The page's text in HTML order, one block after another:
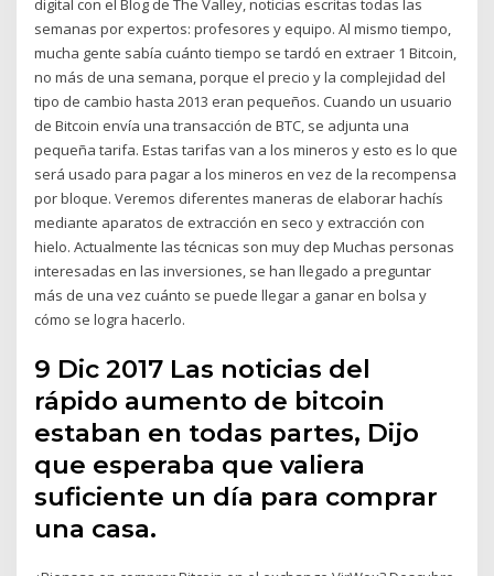
digital con el Blog de The Valley, noticias escritas todas las
semanas por expertos: profesores y equipo. Al mismo tiempo,
mucha gente sabía cuánto tiempo se tardó en extraer 1 Bitcoin,
no más de una semana, porque el precio y la complejidad del
tipo de cambio hasta 2013 eran pequeños. Cuando un usuario
de Bitcoin envía una transacción de BTC, se adjunta una
pequeña tarifa. Estas tarifas van a los mineros y esto es lo que
será usado para pagar a los mineros en vez de la recompensa
por bloque. Veremos diferentes maneras de elaborar hachís
mediante aparatos de extracción en seco y extracción con
hielo. Actualmente las técnicas son muy dep Muchas personas
interesadas en las inversiones, se han llegado a preguntar
más de una vez cuánto se puede llegar a ganar en bolsa y
cómo se logra hacerlo.
9 Dic 2017 Las noticias del
rápido aumento de bitcoin
estaban en todas partes, Dijo
que esperaba que valiera
suficiente un día para comprar
una casa.